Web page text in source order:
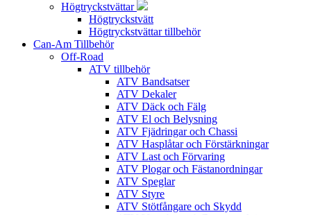
Högtryckstvättar
Högtryckstvätt
Högtryckstvättar tillbehör
Can-Am Tillbehör
Off-Road
ATV tillbehör
ATV Bandsatser
ATV Dekaler
ATV Däck och Fälg
ATV El och Belysning
ATV Fjädringar och Chassi
ATV Hasplåtar och Förstärkningar
ATV Last och Förvaring
ATV Plogar och Fästanordningar
ATV Speglar
ATV Styre
ATV Stötfångare och Skydd